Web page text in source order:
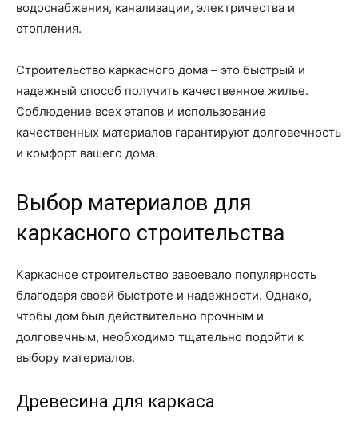
водоснабжения, канализации, электричества и
отопления.
Строительство каркасного дома – это быстрый и
надежный способ получить качественное жилье.
Соблюдение всех этапов и использование
качественных материалов гарантируют долговечность
и комфорт вашего дома.
Выбор материалов для
каркасного строительства
Каркасное строительство завоевало популярность
благодаря своей быстроте и надежности. Однако,
чтобы дом был действительно прочным и
долговечным, необходимо тщательно подойти к
выбору материалов.
Древесина для каркаса